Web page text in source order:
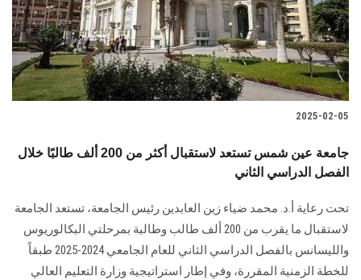
هيئة التدريس
الدراسات العليا
الزائـرون
سجل الان
2025-02-05
جامعة عين شمس تستعد لاستقبال أكثر من 200 ألف طالبًا خلال
الفصل الدراسي الثاني
تحت رعاية أ.د. محمد ضياء زين العابدين رئيس الجامعة، تستعد الجامعة
لاستقبال ما يقرب ‏من 200 ألف طالب وطالبة بمرحلتي البكالوريوس
والليسانس بالفصل الدراسي الثاني للعام ‏الجامعي 2024-2025 طبقاً
للخطة الزمنية المقررة، وفي إطار استراتيجية وزارة التعليم العالي